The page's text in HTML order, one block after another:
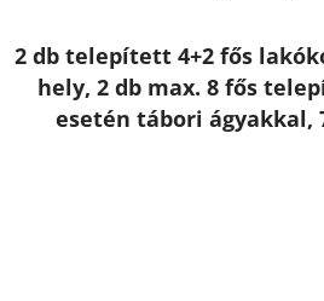
2 db telepített 4+2 fős
hely, 2 db max. 8 fős
esetén tábori ágyakkal,